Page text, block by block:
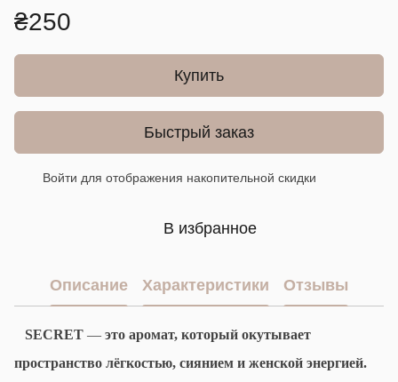
₴250
Купить
Быстрый заказ
Войти для отображения накопительной скидки
В избранное
Описание Характеристики Отзывы
SECRET — это аромат, который окутывает
пространство лёгкостью, сиянием и женской энергией.